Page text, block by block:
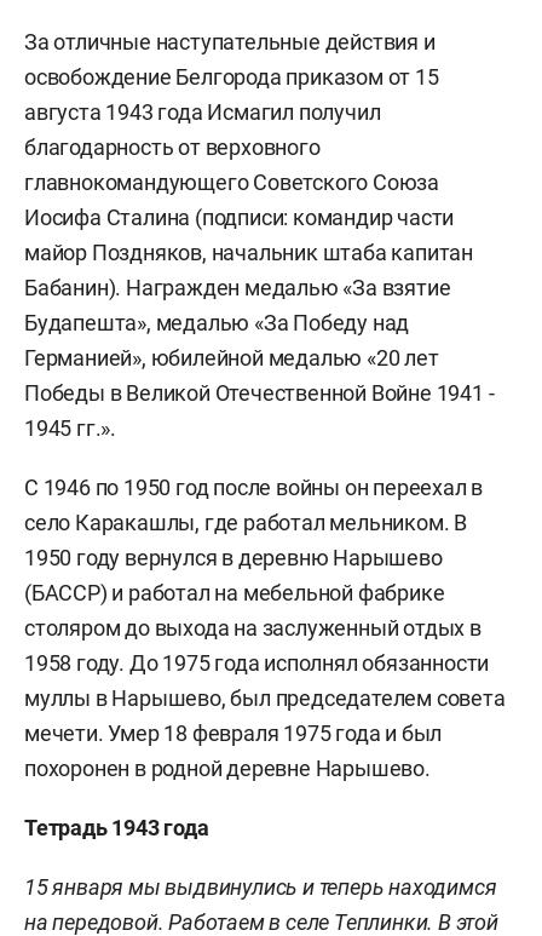
За отличные наступательные действия и
освобождение Белгорода приказом от 15
августа 1943 года Исмагил получил
благодарность от верховного
главнокомандующего Советского Союза
Иосифа Сталина (подписи: командир части
майор Поздняков, начальник штаба капитан
Бабанин). Награжден медалью «За взятие
Будапешта», медалью «За Победу над
Германией», юбилейной медалью «20 лет
Победы в Великой Отечественной Войне 1941 -
1945 гг.».
С 1946 по 1950 год после войны он переехал в
село Каракашлы, где работал мельником. В
1950 году вернулся в деревню Нарышево
(БАССР) и работал на мебельной фабрике
столяром до выхода на заслуженный отдых в
1958 году. До 1975 года исполнял обязанности
муллы в Нарышево, был председателем совета
мечети. Умер 18 февраля 1975 года и был
похоронен в родной деревне Нарышево.
Тетрадь 1943 года
15 января мы выдвинулись и теперь находимся
на передовой. Работаем в селе Теплинки. В этой